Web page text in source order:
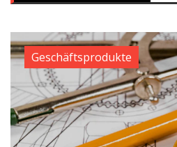
Geschäftsprodukte